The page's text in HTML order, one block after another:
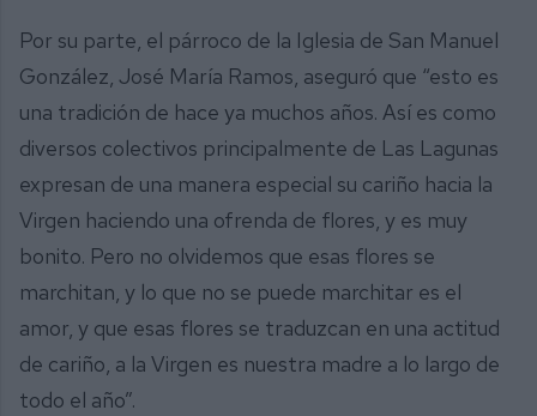
Por su parte, el párroco de la Iglesia de San Manuel
González, José María Ramos, aseguró que “esto es
una tradición de hace ya muchos años. Así es como
diversos colectivos principalmente de Las Lagunas
expresan de una manera especial su cariño hacia la
Virgen haciendo una ofrenda de flores, y es muy
bonito. Pero no olvidemos que esas flores se
marchitan, y lo que no se puede marchitar es el
amor, y que esas flores se traduzcan en una actitud
de cariño, a la Virgen es nuestra madre a lo largo de
todo el año”.